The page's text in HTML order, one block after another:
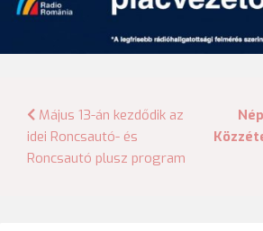
Bejegyzés
navigáció
Május 13-án kezdődik az
idei Roncsautó- és
Roncsautó plusz program